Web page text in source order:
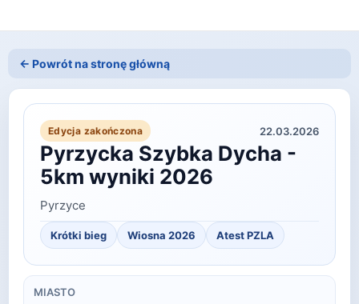
← Powrót na stronę główną
Edycja zakończona 22.03.2026
Pyrzycka Szybka Dycha -
5km wyniki 2026
Pyrzyce
Krótki bieg Wiosna 2026 Atest PZLA
MIASTO